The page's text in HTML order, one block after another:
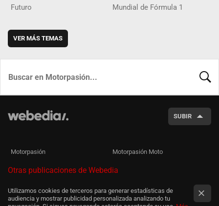
Futuro Mundial de Fórmula 1
VER MÁS TEMAS
SUBIR
Motorpasión Motorpasión Moto
Otras publicaciones de Webedia
Utilizamos cookies de terceros para generar estadísticas de
audiencia y mostrar publicidad personalizada analizando tu